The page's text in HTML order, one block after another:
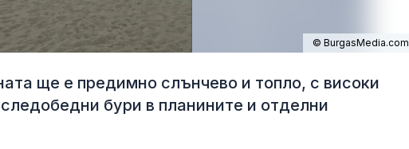
© BurgasMedia.com
ще е предимно слънчево и топло, с високи
бури в планините и отделни